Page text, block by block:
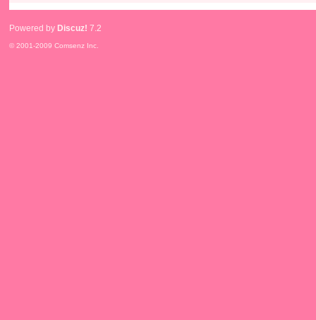
Powered by Discuz! 7.2
© 2001-2009 Comsenz Inc.